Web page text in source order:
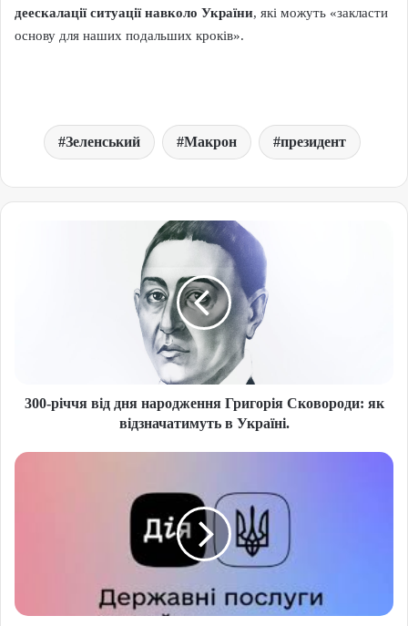
деескалації ситуації навколо України, які можуть «закласти
основу для наших подальших кроків».
Зеленський Макрон президент
300-річчя від дня народження Григорія Сковороди: як
відзначатимуть в Україні.